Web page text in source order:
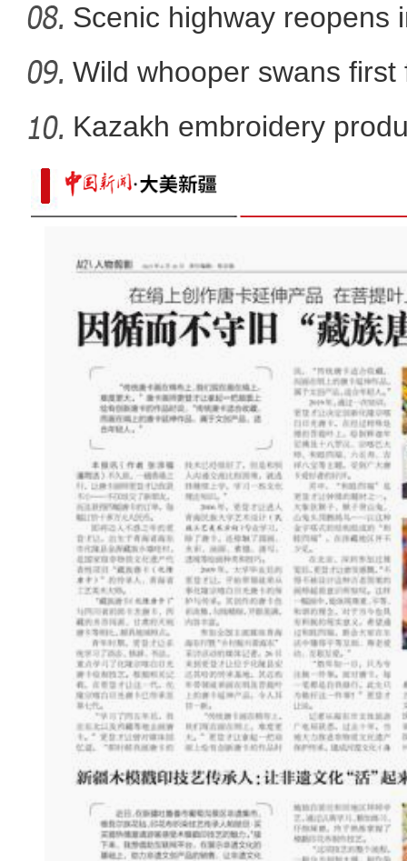
Scenic highway reopens
Wild whooper swans
X
Kazakh embroidery
vil